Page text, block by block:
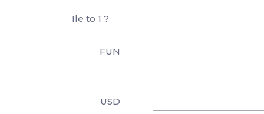
Ile to 1 ?
FUN
USD